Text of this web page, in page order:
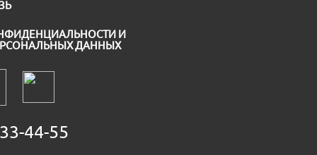
И
ДАННЫХ
44-55